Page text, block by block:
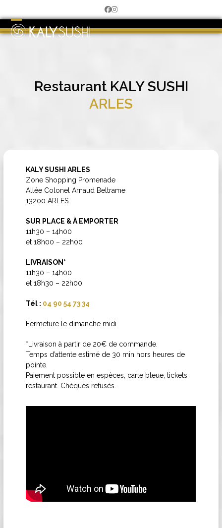
to
content
Facebook
Instagram
Open
Close
Restaurant KALY SUSHI
ARLES
KALY SUSHI ARLES
Zone Shopping Promenade
Allée Colonel Arnaud Beltrame
13200 ARLES
SUR PLACE & À EMPORTER
11h30 – 14h00
et 18h00 – 22h00
LIVRAISON*
11h30 – 14h00
et 18h30 – 22h00
Tél : 04 90 54 73 34
Fermeture le dimanche midi
*Livraison à partir de 20€ de commande.
Temps d’attente estimé de 30 min hors heures de
pointe.
Paiement possible en espèces, carte bleue, tickets
restaurant. Chèques refusés.